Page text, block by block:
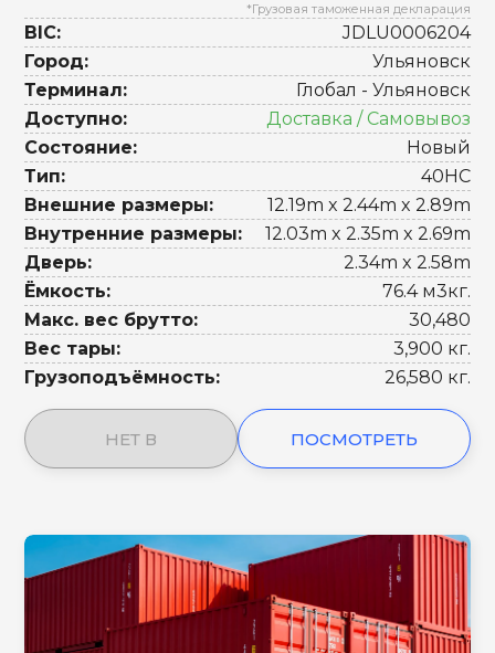
*Грузовая таможенная декларация
BIC:
JDLU0006204
Город:
Ульяновск
Терминал:
Глобал - Ульяновск
Доступно:
Доставка / Самовывоз
Состояние:
Новый
Тип:
40HC
Внешние размеры:
12.19m x 2.44m x 2.89m
Внутренние размеры:
12.03m x 2.35m x 2.69m
Дверь:
2.34m x 2.58m
Ёмкость:
76.4 м3кг.
Макс. вес брутто:
30,480
Вес тары:
3,900 кг.
Грузоподъёмность:
26,580 кг.
НЕТ В ПОСМОТРЕТЬ